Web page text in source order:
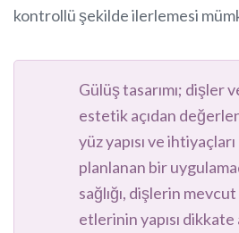
kontrollü şekilde ilerlemesi
Gülüş tasarımı; dişler
estetik açıdan
yüz yapısı ve
planlanan bir
sağlığı, dişlerin
etlerinin yapısı